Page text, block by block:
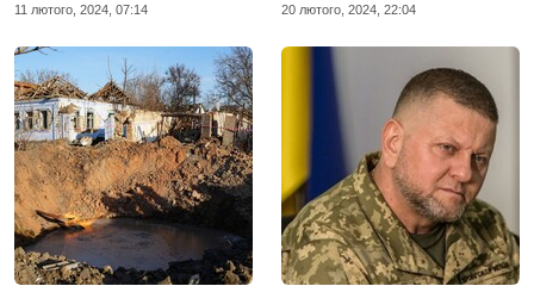
11 лютого, 2024, 07:14 20 лютого, 2024, 22:04